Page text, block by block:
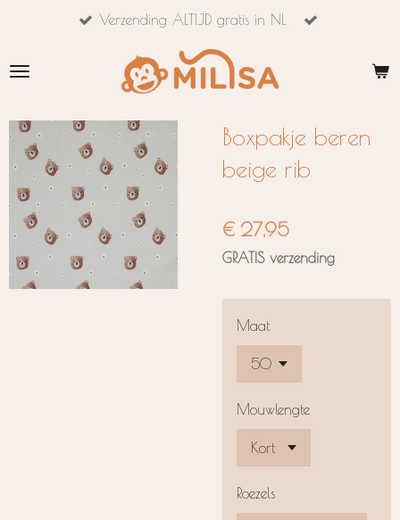
naar
hoofdinhoud
Verzending ALTIJD gratis in NL
Boxpakje beren
beige rib
€ 27,95
GRATIS verzending
Maat
Mouwlengte
Roezels